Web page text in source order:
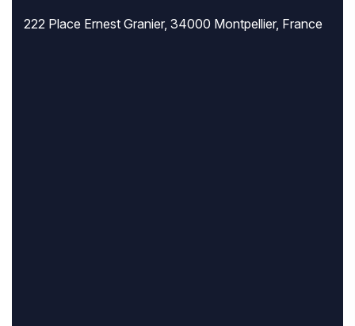
222 Place Ernest Granier, 34000 Montpellier, France